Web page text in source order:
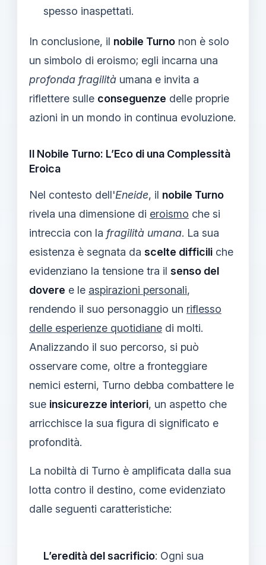
spesso inaspettati.
In conclusione, il nobile Turno non è solo
un simbolo di eroismo; egli incarna una
profonda fragilità umana e invita a
riflettere sulle conseguenze delle proprie
azioni in un mondo in continua evoluzione.
Il Nobile Turno: L’Eco di una Complessità
Eroica
Nel contesto dell'Eneide, il nobile Turno
rivela una dimensione di eroismo che si
intreccia con la fragilità umana. La sua
esistenza è segnata da scelte difficili che
evidenziano la tensione tra il senso del
dovere e le aspirazioni personali,
rendendo il suo personaggio un riflesso
delle esperienze quotidiane di molti.
Analizzando il suo percorso, si può
osservare come, oltre a fronteggiare
nemici esterni, Turno debba combattere le
sue insicurezze interiori, un aspetto che
arricchisce la sua figura di significato e
profondità.
La nobiltà di Turno è amplificata dalla sua
lotta contro il destino, come evidenziato
dalle seguenti caratteristiche:
L’eredità del sacrificio: Ogni sua